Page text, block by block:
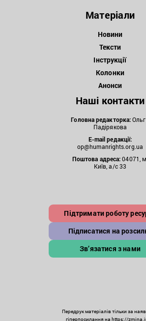
Матеріали
Новини
Тексти
Інструкції
Колонки
Анонси
Наші контакти
Головна редакторка:
Падірякова
E-mail редакції:
op@humanrights.org.ua
Поштова адреса:04071,
Київ, а/с 33
Підтримати роботу
Підписатися на
Зв’язатися з нами
Передрук матеріалів тільки за
гіперпосилання на https://